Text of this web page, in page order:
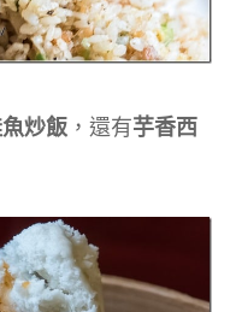
炒飯 ，還有芋香西